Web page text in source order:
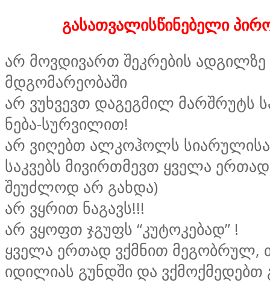
გასათვალისწინებელი
არ მოვდივართ შეკრების ადგილზე
მდგომარეობაში
არ ვუხვევთ დაგეგმილ მარშრუტს
ნება-სურვილით!
არ ვიღებთ ალკოჰოლს
საკვებს მივირთმევთ ყველა
შეუძლოდ არ გახდა)
არ ვყრით ნაგავს!!!
არ ვყოფთ ჯგუფს “კუტოკებად” !
ყველა ერთად ვქმნით მეგობრულ,
იდილიას გუნდში და